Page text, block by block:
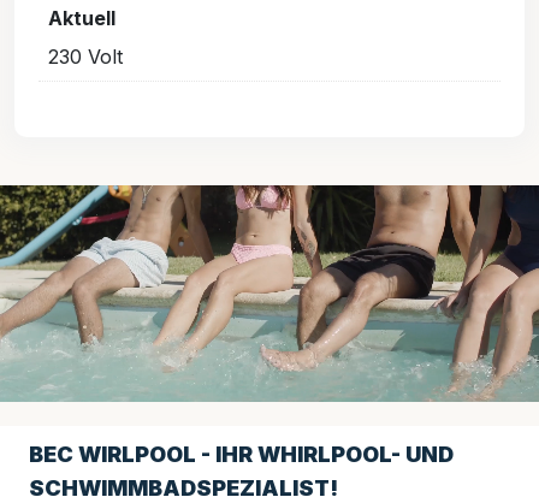
Aktuell
230 Volt
BEC WIRLPOOL - IHR WHIRLPOOL- UND
SCHWIMMBADSPEZIALIST!